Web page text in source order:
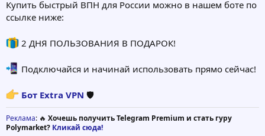
Купить быстрый ВПН для России можно в нашем боте по
ссылке ниже:
2 ДНЯ ПОЛЬЗОВАНИЯ В ПОДАРОК!
Подключайся и начинай использовать прямо сейчас!
Бот Extra VPN 🛡
Реклама: 🔥 Хочешь получить Telegram Premium и стать гуру
Polymarket? Кликай сюда!